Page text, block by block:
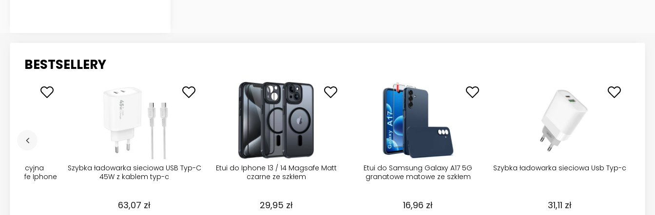
BESTSELLERY
indukcyjna
Iphone
Szybka ładowarka sieciowa USB Typ-C
45W z kablem typ-c
63,07 zł
Etui do Iphone 13 / 14 Magsafe Matt
czarne ze szkłem
29,95 zł
Etui do Samsung Galaxy A17 5G
granatowe matowe ze szkłem
16,96 zł
Szybka ładowarka sieciowa Usb Typ-c
31,11 zł